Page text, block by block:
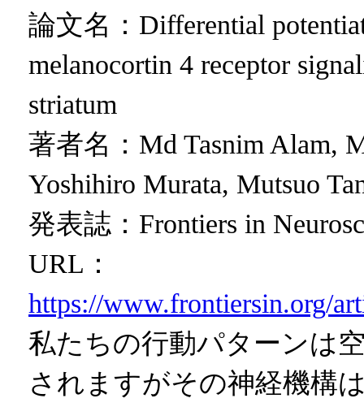
論文名：Differential
melanocortin 4 receptor
striatum
著者名：Md Tasnim Alam,
Yoshihiro Murata, Mutsuo
発表誌：Frontiers in
URL：
https://www.frontiersin.org/
私たちの行動パターンは
されますがその神経機構